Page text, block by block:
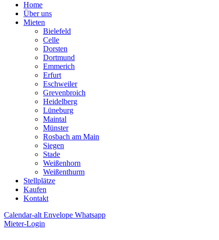
Home
Über uns
Mieten
Bielefeld
Celle
Dorsten
Dortmund
Emmerich
Erfurt
Eschweiler
Grevenbroich
Heidelberg
Lüneburg
Maintal
Münster
Rosbach am Main
Siegen
Stade
Weißenhorn
Weißenthurm
Stellplätze
Kaufen
Kontakt
Calendar-alt Envelope Whatsapp
Mieter-Login